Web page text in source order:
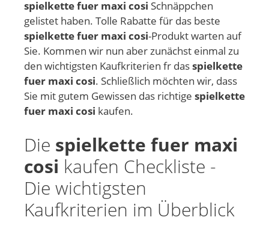
spielkette fuer maxi cosi Schnäppchen
gelistet haben. Tolle Rabatte für das beste
spielkette fuer maxi cosi-Produkt warten auf
Sie. Kommen wir nun aber zunächst einmal zu
den wichtigsten Kaufkriterien fr dasspielkette
fuer maxi cosi. Schließlich möchten wir, dass
Sie mit gutem Gewissen das richtige spielkette
fuer maxi cosi kaufen.
Die spielkette fuer maxi
cosi kaufen Checkliste -
Die wichtigsten
Kaufkriterien im Überblick